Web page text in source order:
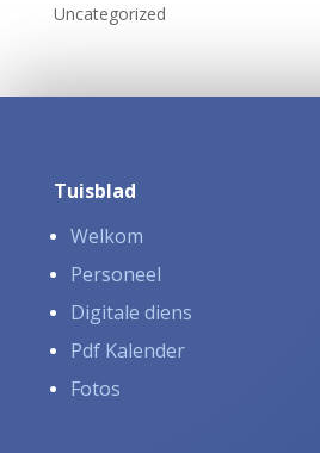
Uncategorized
Tuisblad
Welkom
Personeel
Digitale diens
Pdf Kalender
Fotos